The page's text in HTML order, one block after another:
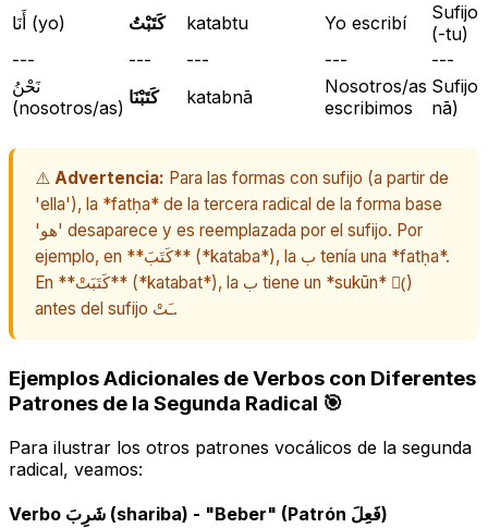
أَنَا (yo)
كَتَبْتُ katabtu Yo escribí
Sufijo: ـْتُ
(-tu)
---
--- --- ---
---
نَحْنُ
(nosotros/as) كَتَبْنَا katabnā
Nosotros/as
escribimos
nā)
⚠️ Advertencia: Para las formas con sufijo (a partir de
'ella'), la *fatḥa* de la tercera radical de la forma base
'هو' desaparece y es reemplazada por el sufijo. Por
ejemplo, en **كَتَبَ** (*kataba*), la ب tenía una *fatḥa*.
En **كَتَبَتْ** (*katabat*), la ب tiene un *sukūn* (ْ)
antes del sufijo ـَتْ.
Ejemplos Adicionales de Verbos con Diferentes
Patrones de la Segunda Radical 🎯
Para ilustrar los otros patrones vocálicos de la segunda
radical, veamos:
Verbo شَرِبَ (shariba) - "Beber" (Patrón فَعِلَ)